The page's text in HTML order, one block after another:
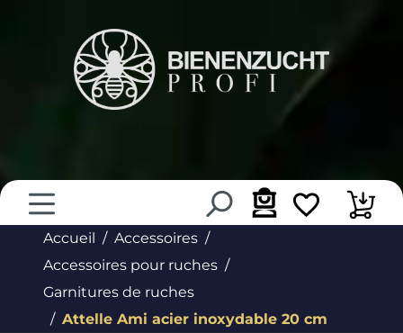
Accueil
Accessoires
Accessoires pour ruches
Garnitures de ruches
Attelle Ami acier inoxydable 20 cm